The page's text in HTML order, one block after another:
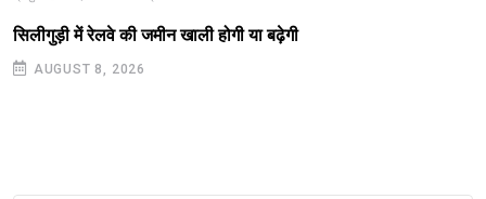
सिलीगुड़ी में रेलवे की जमीन खाली होगी या बढ़ेगी
AUGUST 8, 2026